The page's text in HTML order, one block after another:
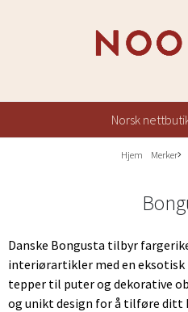
Norsk
Hjem Merker
Danske Bongusta tilbyr
interiørartikler med en eksotisk
tepper til puter og dekorative
og unikt design for å tilføre ditt